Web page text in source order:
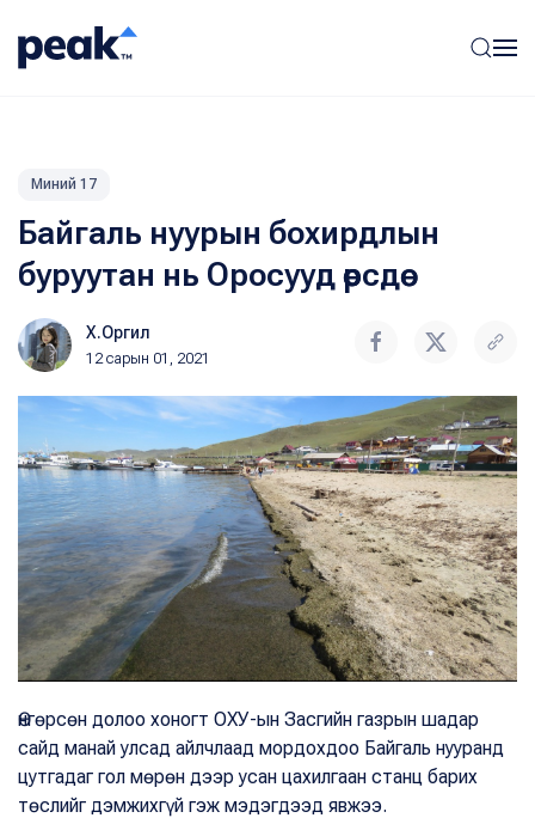
Миний 17
Байгаль нуурын бохирдлын
буруутан нь Оросууд өөрсдөө
Х.Оргил
12 сарын 01, 2021
Өнгөрсөн долоо хоногт ОХУ-ын Засгийн газрын шадар
сайд манай улсад айлчлаад мордохдоо Байгаль нууранд
цутгадаг гол мөрөн дээр усан цахилгаан станц барих
төслийг дэмжихгүй гэж мэдэгдээд явжээ.